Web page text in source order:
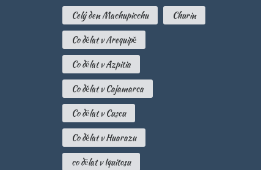
Celý den Machupicchu
Churin
Co dělat v Arequipě
Co dělat v Azpitia
Co dělat v Cajamarca
Co dělat v Cuscu
Co dělat v Huarazu
co dělat v Iquitosu